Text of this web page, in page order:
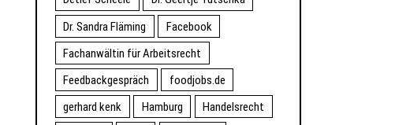
Dr. Sandra Fläming
Facebook
Fachanwältin für Arbeitsrecht
Feedbackgespräch
foodjobs.de
gerhard kenk
Hamburg
Handelsrecht